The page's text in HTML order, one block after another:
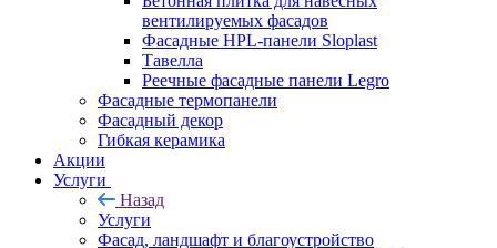
вентилируемых фасадов
Фасадные HPL-панели Sloplast
Тавелла
Реечные фасадные панели Legro
Фасадные термопанели
Фасадный декор
Гибкая керамика
Акции
Услуги
Назад
Услуги
Фасад, ландшафт и благоустройство